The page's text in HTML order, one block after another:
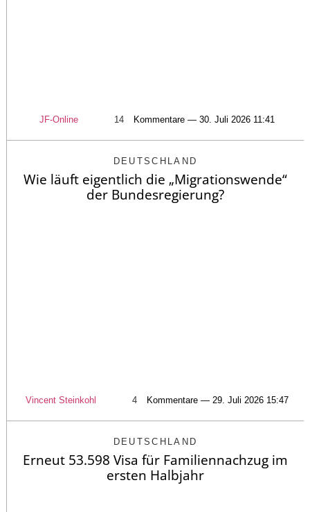
JF-Online 14 Kommentare — 30. Juli 2026 11:41
DEUTSCHLAND
Wie läuft eigentlich die „Migrationswende“
der Bundesregierung?
Vincent Steinkohl 4 Kommentare — 29. Juli 2026 15:47
DEUTSCHLAND
Erneut 53.598 Visa für Familiennachzug im
ersten Halbjahr